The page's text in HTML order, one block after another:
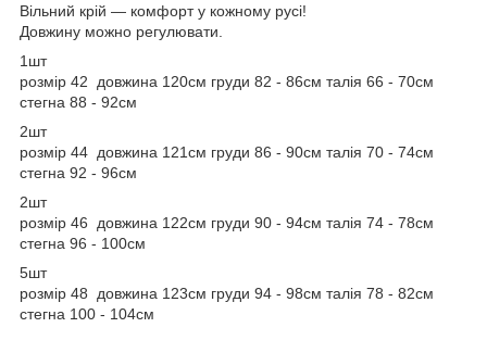
Вільний крій — комфорт у кожному русі!
Довжину можно регулювати.
1шт
розмір 42 довжина 120см груди 82 - 86см талія 66 - 70см
стегна 88 - 92см
2шт
розмір 44 довжина 121см груди 86 - 90см талія 70 - 74см
стегна 92 - 96см
2шт
розмір 46 довжина 122см груди 90 - 94см талія 74 - 78см
стегна 96 - 100см
5шт
розмір 48 довжина 123см груди 94 - 98см талія 78 - 82см
стегна 100 - 104см